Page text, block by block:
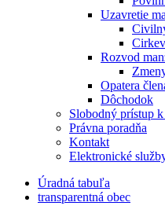
Uzavretie
Rozvod
Opatera
Dôchodok
Slobodný prístup
Právna poradňa
Kontakt
Elektronické
Úradná tabuľa
transparentná obec